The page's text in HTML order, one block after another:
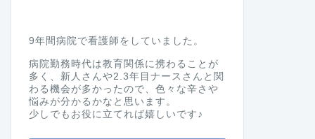
9年間病院で看護師をしていました。
病院勤務時代は教育関係に携わることが
多く、新人さんや2.3年目ナースさんと関
わる機会が多かったので、色々な辛さや
悩みが分かるかなと思います。
少しでもお役に立てれば嬉しいです♪